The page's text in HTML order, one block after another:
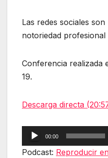
Las redes sociales
notoriedad profesional
Conferencia realizada
19.
Descarga directa
Reproductor
de
00:00
Podcast: Reproducir